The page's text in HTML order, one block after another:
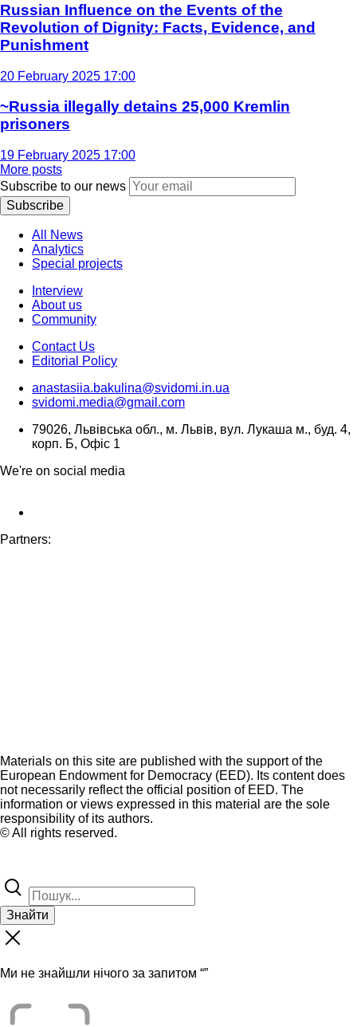
Russian Influence on the Events of the
Revolution of Dignity: Facts, Evidence, and
Punishment
20 February 2025 17:00
~Russia illegally detains 25,000 Kremlin
prisoners
19 February 2025 17:00
More posts
Subscribe to our news
Subscribe
All News
Analytics
Special projects
Interview
About us
Community
Contact Us
Editorial Policy
anastasiia.bakulina@svidomi.in.ua
svidomi.media@gmail.com
79026, Львівська обл., м. Львів, вул. Лукаша м., буд. 4,
корп. Б, Офіс 1
We're on social media
Partners:
Materials on this site are published with the support of the
European Endowment for Democracy (EED). Its content does
not necessarily reflect the official position of EED. The
information or views expressed in this material are the sole
responsibility of its authors.
© All rights reserved.
Знайти
Ми не знайшли нічого за запитом “”